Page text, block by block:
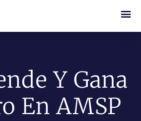
Y Gana
En AMSP